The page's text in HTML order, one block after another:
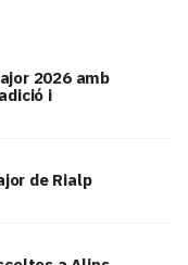
2026 amb
i
de Rialp